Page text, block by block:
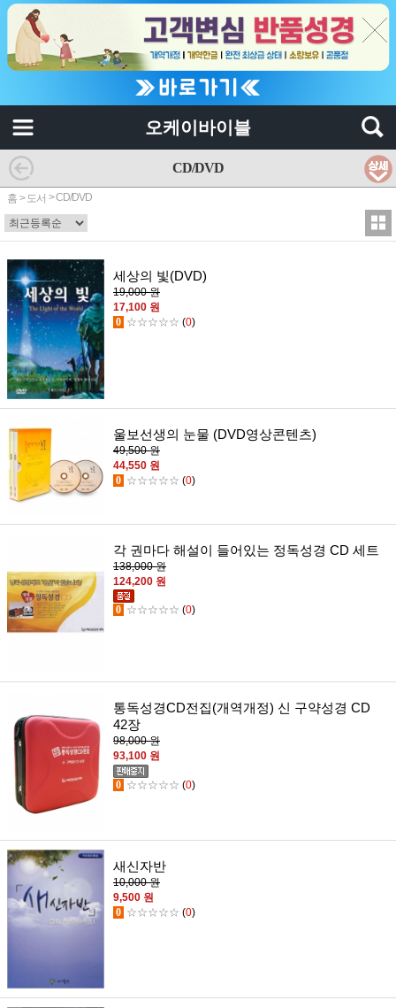
오케이바이블
CD/DVD
홈 >도서 >CD/DVD
세상의 빛(DVD)
19,000 원
17,100 원
0 ☆☆☆☆☆ (0)
울보선생의 눈물 (DVD영상콘텐츠)
49,500 원
44,550 원
0 ☆☆☆☆☆ (0)
각 권마다 해설이 들어있는 정독성경 CD 세트
138,000 원
124,200 원
0 ☆☆☆☆☆ (0)
통독성경CD전집(개역개정) 신 구약성경 CD
42장
98,000 원
93,100 원
0 ☆☆☆☆☆ (0)
새신자반
10,000 원
9,500 원
0 ☆☆☆☆☆ (0)